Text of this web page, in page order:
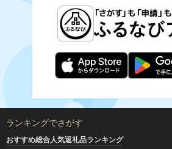
ランキングでさがす
おすすめ総合人気返礼品ランキング